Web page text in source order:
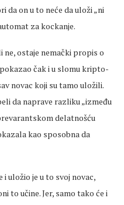
da on u to neće da uloži „ni
za kockanje.
ostaje nemački propis o
čak i u slomu kripto-
novac koji su tamo uložili.
da naprave razliku „između
delatnošću
kao sposobna da
uložio je u to svoj novac,
to učine. Jer, samo tako će i